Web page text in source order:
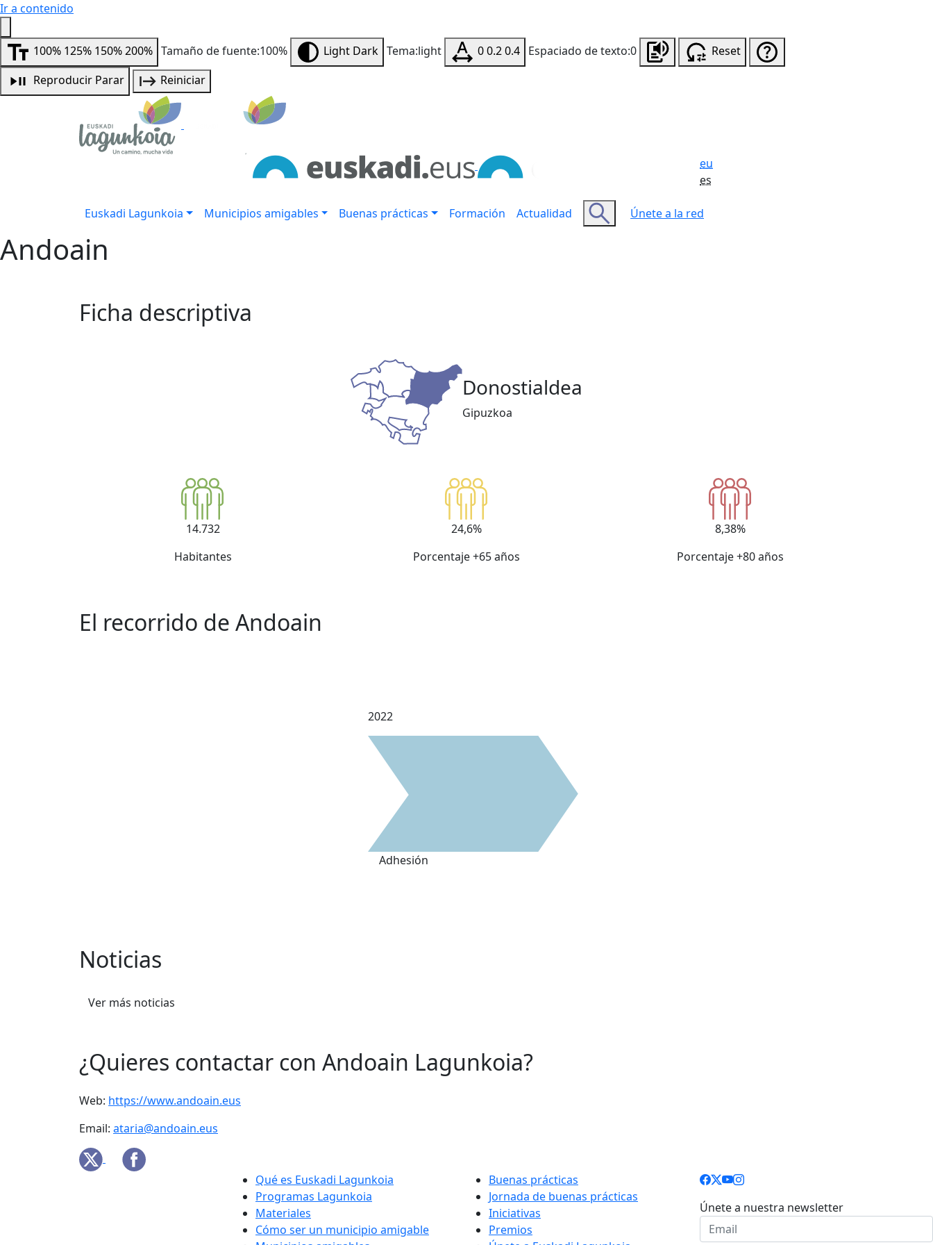
Ir a contenido
100% 125% 150%200% Tamaño de fuente:100% Light Dark Tema:light 00.20.4 Espaciado de texto:0
Reset
Reproducir Parar Reiniciar
eu
es
Euskadi Lagunkoia Municipios amigables Buenas prácticas Formación Actualidad Únete a la red
Andoain
Ficha descriptiva
Donostialdea
Gipuzkoa
14.732
Habitantes
24,6%
Porcentaje +65 años
8,38%
Porcentaje +80 años
El recorrido de Andoain
2022
Adhesión
Noticias
Ver más noticias
¿Quieres contactar con Andoain Lagunkoia?
Web: https://www.andoain.eus
Email: ataria@andoain.eus
Qué es Euskadi Lagunkoia
Programas Lagunkoia
Materiales
Cómo ser un municipio amigable
Buenas prácticas
Jornada de buenas prácticas
Iniciativas
Premios
Únete a nuestra newsletter